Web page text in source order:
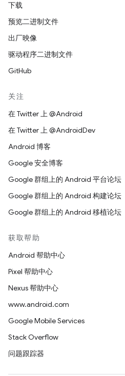
下载
预览二进制文件
出厂映像
驱动程序二进制文件
GitHub
关注
在 Twitter 上 @Android
在 Twitter 上 @AndroidDev
Android 博客
Google 安全博客
Google 群组上的 Android 平台论坛
Google 群组上的 Android 构建论坛
Google 群组上的 Android 移植论坛
获取帮助
Android 帮助中心
Pixel 帮助中心
Nexus 帮助中心
www.android.com
Google Mobile Services
Stack Overflow
问题跟踪器